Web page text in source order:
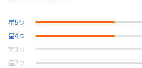
星5つ
星4つ
星 3つ
星 2つ